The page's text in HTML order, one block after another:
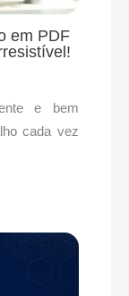
em PDF
e bem
cada vez